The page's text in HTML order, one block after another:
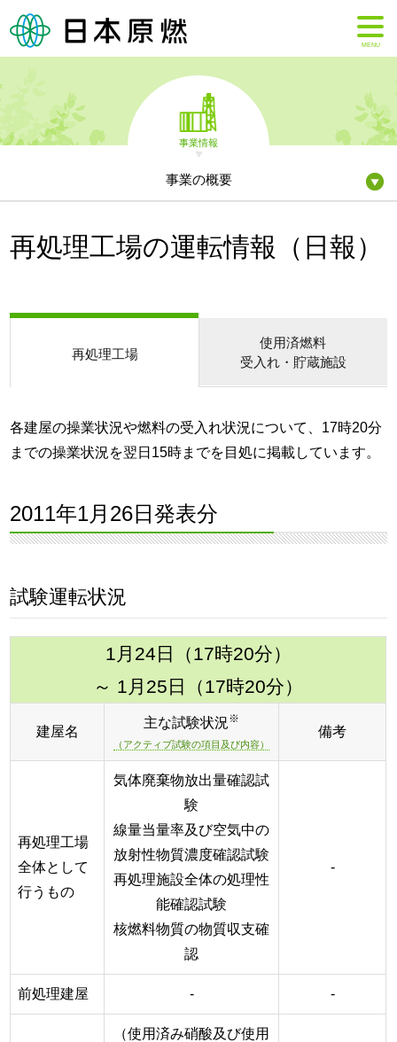
MENU
事業情報
事業の概要
再処理工場の運転情報（日報）
再処理工場
使用済燃料
受入れ・貯蔵施設
各建屋の操業状況や燃料の受入れ状況について、17時20分
までの操業状況を翌日15時までを目処に掲載しています。
2011年1月26日発表分
試験運転状況
1月24日（17時20分）
～ 1月25日（17時20分）
建屋名
主な試験状況※
（アクティブ試験の項目及び内容）
備考
再処理工場
全体として
行うもの
気体廃棄物放出量確認試
験
線量当量率及び空気中の
放射性物質濃度確認試験
再処理施設全体の処理性
能確認試験
核燃料物質の物質収支確
認
-
前処理建屋 - -
（使用済み硝酸及び使用